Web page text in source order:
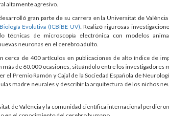
altamente agresivo.
gran parte de su carrera en la Universitat de
Evolutiva (ICBiBE UV). Realizó rigurosas
técnicas de microscopía electrónica con modelos
neuronas en el cerebro adulto.
cerca de 400 artículos en publicaciones de alto índice de
más de 60.000 ocasiones, situándolo entre los investigadores
el Premio Ramón y Cajal de la Sociedad Española de
madre neurales y describir la arquitectura de los nichos
de València y la comunidad científica internacional